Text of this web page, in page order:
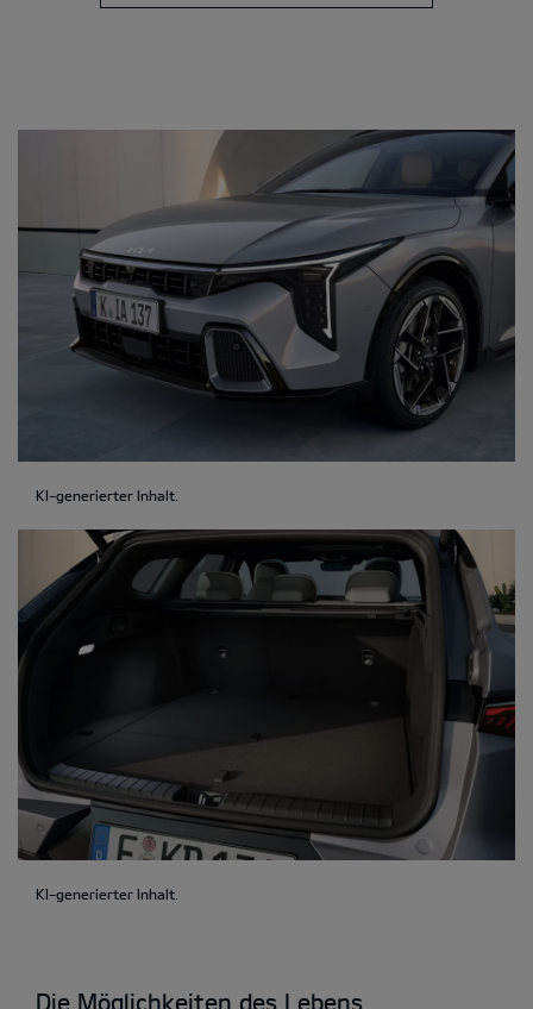
KI-generierter Inhalt.
KI-generierter Inhalt.
Die Möglichkeiten des Lebens.